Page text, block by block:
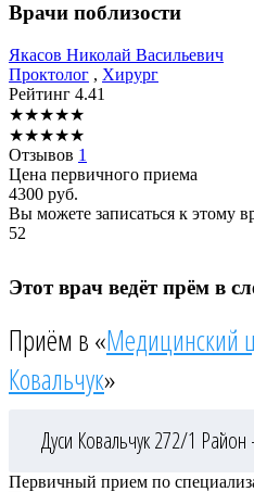
Врачи поблизости
Якасов Николай Васильевич
Проктолог , Хирург
Рейтинг 4.41
★★★★★
★★★★★
Отзывов 1
Цена первичного приема
4300 руб.
Вы можете записаться к этому
52
Этот врач ведёт прём в
Приём в «Медицинский
Ковальчук»
Дуси Ковальчук 272/1 Район
Первичный прием по